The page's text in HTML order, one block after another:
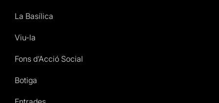
La Basílica
Viu-la
Fons d’Acció Social
Botiga